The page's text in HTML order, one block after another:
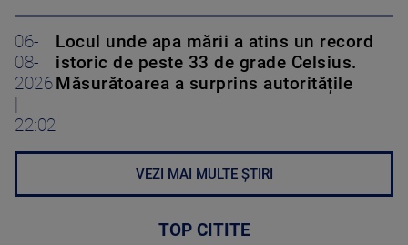
06-
08-
2026
|
22:02
Locul unde apa mării a atins un record
istoric de peste 33 de grade Celsius.
Măsurătoarea a surprins autoritățile
VEZI MAI MULTE ȘTIRI
TOP CITITE